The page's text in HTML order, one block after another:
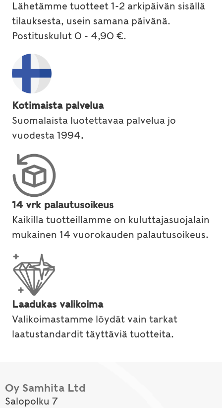
Lähetämme tuotteet 1-2 arkipäivän sisällä
tilauksesta, usein samana päivänä.
Postituskulut 0 - 4,90 €.
Kotimaista palvelua
Suomalaista luotettavaa palvelua jo
vuodesta 1994.
14 vrk palautusoikeus
Kaikilla tuotteillamme on kuluttajasuojalain
mukainen 14 vuorokauden palautusoikeus.
Laadukas valikoima
Valikoimastamme löydät vain tarkat
laatustandardit täyttäviä tuotteita.
Oy Samhita Ltd
Salopolku 7